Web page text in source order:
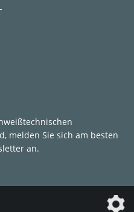
melden Sie sich am besten
an.